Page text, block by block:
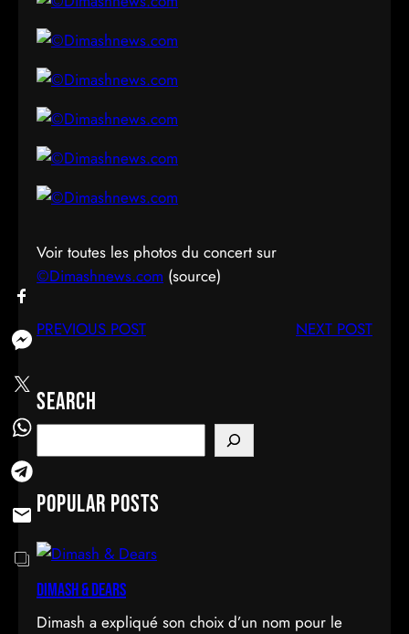
Voir toutes les photos du concert sur
©Dimashnews.com (source)
PREVIOUS POST NEXT POST
Search
e
r
h
Popular Posts
Dimash & Dears
Dimash a expliqué son choix d’un nom pour le